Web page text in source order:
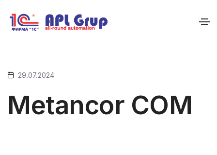
29.07.2024
Metancor COM